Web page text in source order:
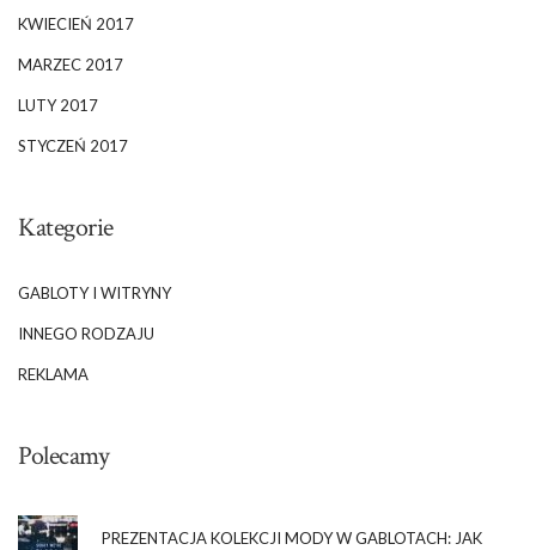
KWIECIEŃ 2017
MARZEC 2017
LUTY 2017
STYCZEŃ 2017
Kategorie
GABLOTY I WITRYNY
INNEGO RODZAJU
REKLAMA
Polecamy
PREZENTACJA KOLEKCJI MODY W GABLOTACH: JAK